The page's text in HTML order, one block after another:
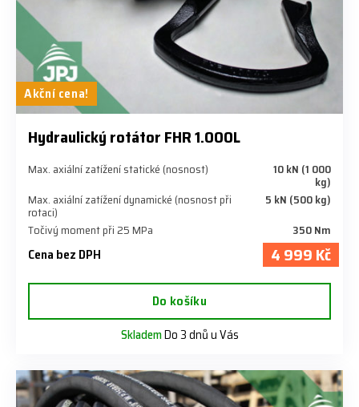
Akční cena!
Hydraulický rotátor FHR 1.000L
Max. axiální zatížení statické (nosnost) 10 kN (1 000
kg)
Max. axiální zatížení dynamické (nosnost při
rotaci)
5 kN (500 kg)
Točivý moment při 25 MPa
350 Nm
Cena bez DPH 4 999 Kč
Do košíku
SklademDo 3 dnů u Vás